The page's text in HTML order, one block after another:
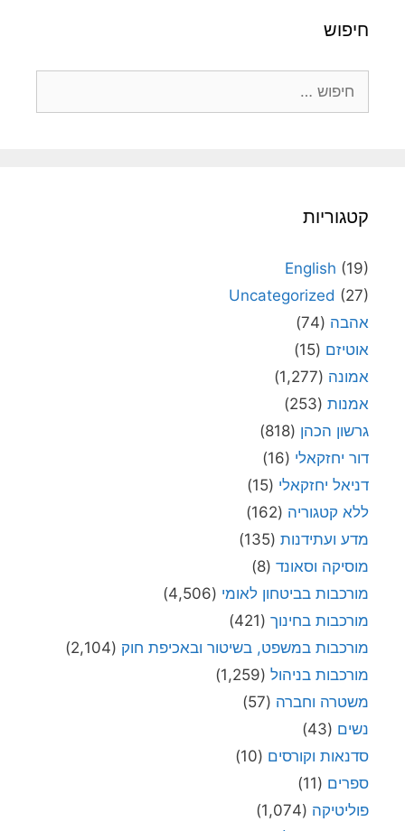
חיפוש
קטגוריות
English (19)
Uncategorized (27)
אהבה (74)
אוטיזם (15)
אמונה (1,277)
אמנות (253)
גרשון הכהן (818)
דור יחזקאלי (16)
דניאל יחזקאלי (15)
ללא קטגוריה (162)
מדע ועתידנות (135)
מוסיקה וסאונד (8)
מורכבות בביטחון לאומי (4,506)
מורכבות בחינוך (421)
מורכבות במשפט, בשיטור ובאכיפת חוק (2,104)
מורכבות בניהול (1,259)
משטרה וחברה (57)
נשים (43)
סדנאות וקורסים (10)
ספרים (11)
פוליטיקה (1,074)